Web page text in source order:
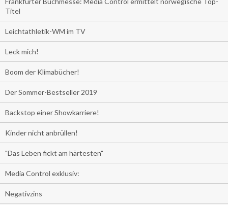
Titel
Leichtathletik-WM im TV
Leck mich!
Boom der Klimabücher!
Der Sommer-Bestseller 2019
Backstop einer Showkarriere!
Kinder nicht anbrüllen!
"Das Leben fickt am härtesten"
Media Control exklusiv:
Negativzins